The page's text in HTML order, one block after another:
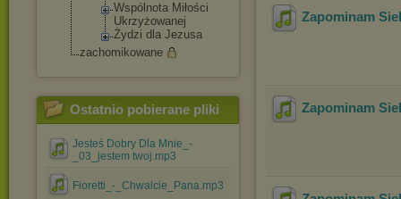
Wspólnota Miłości
Ukrzyżowanej
Żydzi dla Jezusa
zachomikowane
Ostatnio pobierane pliki
Jesteś Dobry Dla Mnie_-
_03_jestem twoj.mp3
Fioretti_-_Chwalcie_Pana.mp3
Zapominam
Zapominam